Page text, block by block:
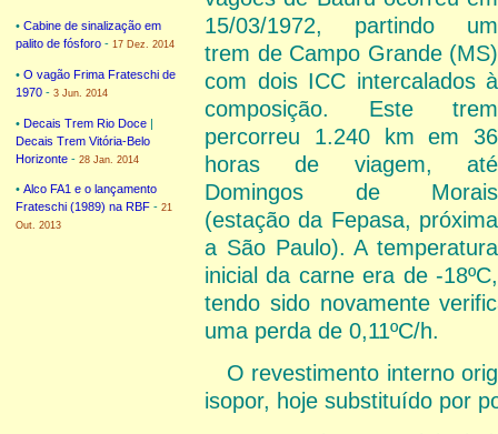
• Cabine de sinalização em
palito de fósforo - 17 Dez. 2014
• O vagão Frima Frateschi de
1970 - 3 Jun. 2014
• Decais Trem Rio Doce |
Decais Trem Vitória-Belo
Horizonte - 28 Jan. 2014
• Alco FA1 e o lançamento
Frateschi (1989) na RBF - 21
Out. 2013
15/03/1972, partindo um
trem de Campo Grande (MS)
com dois ICC intercalados à
composição. Este trem
percorreu 1.240 km em 36
horas de viagem, até
Domingos de Morais
(estação da Fepasa, próxima
a São Paulo). A temperatura
inicial da carne era de -18ºC,
tendo sido novamente
uma perda de 0,11ºC/h.
O revestimento interno
isopor, hoje substituído por